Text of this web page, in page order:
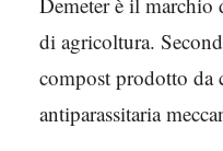
di agricoltura.
compost prodotto da
antiparassitaria